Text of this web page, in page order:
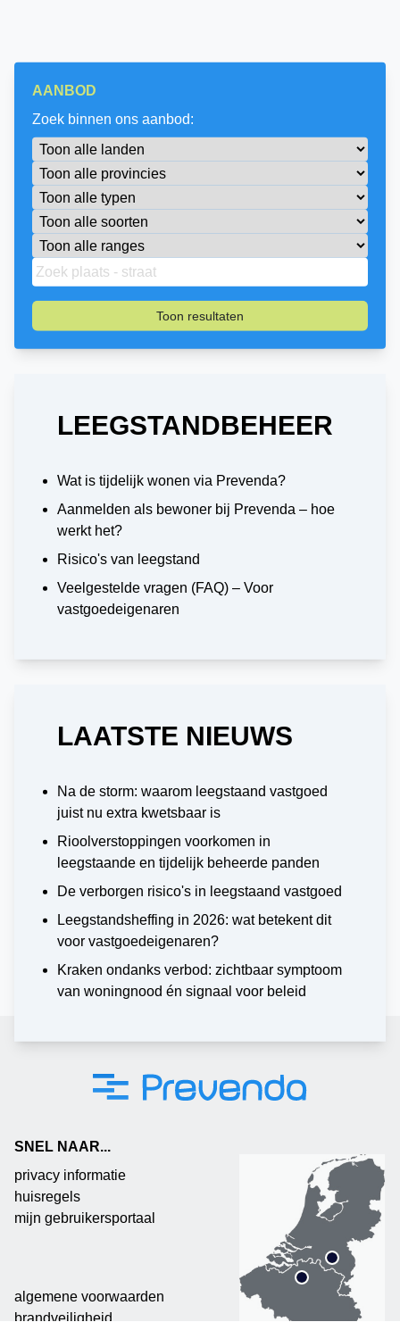
AANBOD
Zoek binnen ons aanbod:
Toon resultaten
LEEGSTANDBEHEER
Wat is tijdelijk wonen via Prevenda?
Aanmelden als bewoner bij Prevenda – hoe
werkt het?
Risico's van leegstand
Veelgestelde vragen (FAQ) – Voor
vastgoedeigenaren
LAATSTE NIEUWS
Na de storm: waarom leegstaand vastgoed
juist nu extra kwetsbaar is
Rioolverstoppingen voorkomen in
leegstaande en tijdelijk beheerde panden
De verborgen risico's in leegstaand vastgoed
Leegstandsheffing in 2026: wat betekent dit
voor vastgoedeigenaren?
Kraken ondanks verbod: zichtbaar symptoom
van woningnood én signaal voor beleid
SNEL NAAR...
privacy informatie
huisregels
mijn gebruikersportaal
algemene voorwaarden
brandveiligheid